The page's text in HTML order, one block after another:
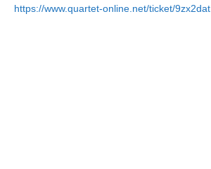
https://www.quartet-online.net/ticket/9zx2dat